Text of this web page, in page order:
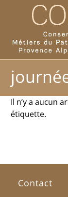
Il n’y a aucun
étiquette.
Contact